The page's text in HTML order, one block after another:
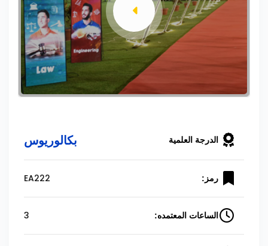
الدرجة العلمية بكالوريوس
رمز: EA222
الساعات المعتمده: 3